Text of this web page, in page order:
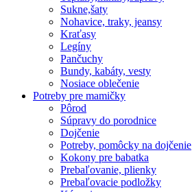
Sukne,šaty
Nohavice, traky, jeansy
Kraťasy
Legíny
Pančuchy
Bundy, kabáty, vesty
Nosiace oblečenie
Potreby pre mamičky
Pôrod
Súpravy do porodnice
Dojčenie
Potreby, pomôcky na dojčenie
Kokony pre babatka
Prebaľovanie, plienky
Prebaľovacie podložky